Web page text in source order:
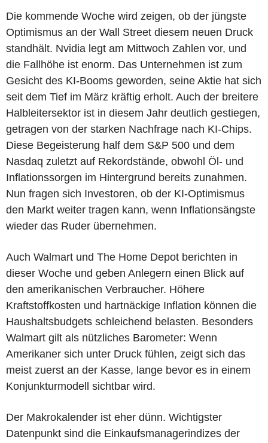
Die kommende Woche wird zeigen, ob der jüngste
Optimismus an der Wall Street diesem neuen Druck
standhält. Nvidia legt am Mittwoch Zahlen vor, und
die Fallhöhe ist enorm. Das Unternehmen ist zum
Gesicht des KI-Booms geworden, seine Aktie hat sich
seit dem Tief im März kräftig erholt. Auch der breitere
Halbleitersektor ist in diesem Jahr deutlich gestiegen,
getragen von der starken Nachfrage nach KI-Chips.
Diese Begeisterung half dem S&P 500 und dem
Nasdaq zuletzt auf Rekordstände, obwohl Öl- und
Inflationssorgen im Hintergrund bereits zunahmen.
Nun fragen sich Investoren, ob der KI-Optimismus
den Markt weiter tragen kann, wenn Inflationsängste
wieder das Ruder übernehmen.
Auch Walmart und The Home Depot berichten in
dieser Woche und geben Anlegern einen Blick auf
den amerikanischen Verbraucher. Höhere
Kraftstoffkosten und hartnäckige Inflation können die
Haushaltsbudgets schleichend belasten. Besonders
Walmart gilt als nützliches Barometer: Wenn
Amerikaner sich unter Druck fühlen, zeigt sich das
meist zuerst an der Kasse, lange bevor es in einem
Konjunkturmodell sichtbar wird.
Der Makrokalender ist eher dünn. Wichtigster
Datenpunkt sind die Einkaufsmanagerindizes der